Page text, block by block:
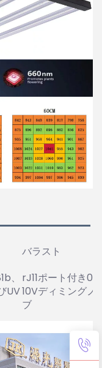
バラスト
、
UV
rJ11ポート付き0-
10Vディミングノ
ブ